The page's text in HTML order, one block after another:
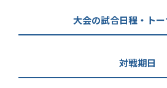
大会の試合日程・ト
対戦期日